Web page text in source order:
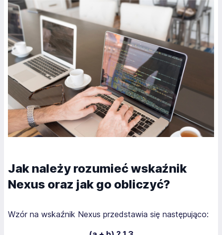
Jak należy rozumieć wskaźnik
Nexus oraz jak go obliczyć?
Wzór na wskaźnik Nexus przedstawia się następująco: